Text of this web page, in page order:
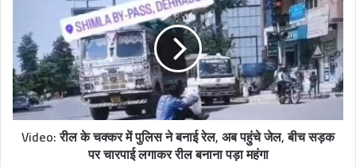
Video: रील के चक्कर में पुलिस ने बनाई रेल, अब पहुंचे जेल, बीच सड़क
पर चारपाई लगाकर रील बनाना पड़ा महंगा